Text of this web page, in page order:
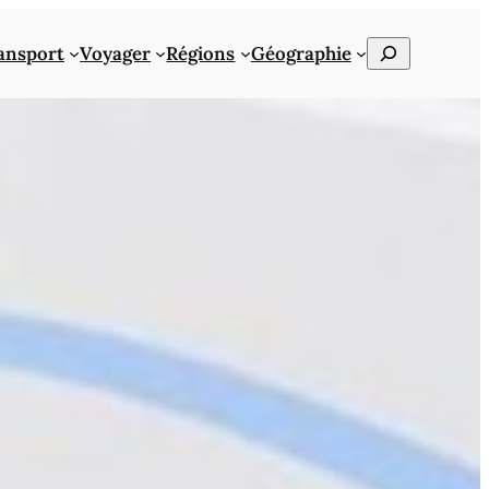
Voyager Régions Géographie Rechercher